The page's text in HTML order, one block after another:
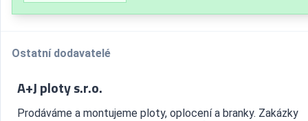
Ostatní dodavatelé
A+J ploty s.r.o.
Prodáváme a montujeme ploty, oplocení a branky. Zakázky